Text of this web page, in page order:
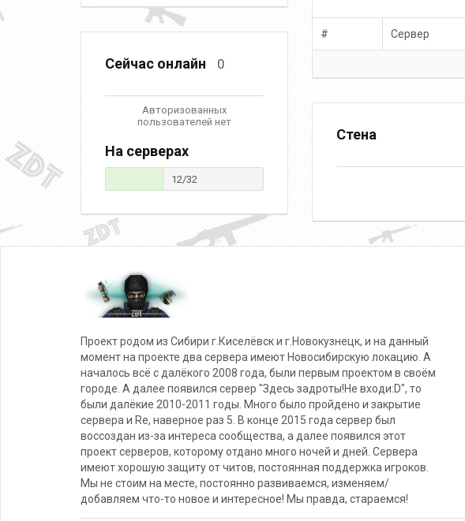
# Сервер
Стена
Сейчас онлайн 0
Авторизованных
пользователей нет
На серверах
12/32
Проект родом из Сибири г.Киселёвск и г.Новокузнецк, и на данный
момент на проекте два сервера имеют Новосибирскую локацию. А
началось всё с далёкого 2008 года, были первым проектом в своём
городе. А далее появился сервер "Здесь задроты!Не входи:D", то
были далёкие 2010-2011 годы. Много было пройдено и закрытие
сервера и Re, наверное раз 5. В конце 2015 года сервер был
воссоздан из-за интереса сообщества, а далее появился этот
проект серверов, которому отдано много ночей и дней. Сервера
имеют хорошую защиту от читов, постоянная поддержка игроков.
Мы не стоим на месте, постоянно развиваемся, изменяем/
добавляем что-то новое и интересное! Мы правда, стараемся!